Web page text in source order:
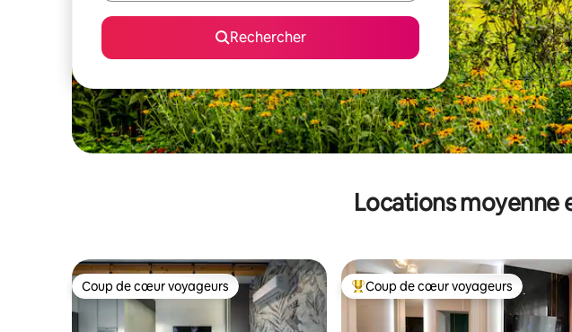
Rechercher
Locations moyenne
Coup de cœur voyageurs
Coup de cœur voyageurs Coups de cœur voyageurs les plus
Coup de cœur voyageurs